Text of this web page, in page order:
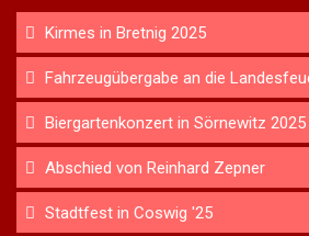
Kirmes in Bretnig 2025
Fahrzeugübergabe an die
Biergartenkonzert in Sörnewitz 2025
Abschied von Reinhard Zepner
Stadtfest in Coswig '25